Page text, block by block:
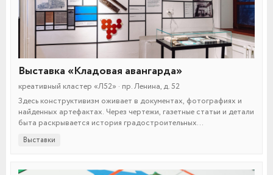
Выставка «Кладовая авангарда»
креативный кластер «Л52» · пр. Ленина, д. 52
Здесь конструктивизм оживает в документах, фотографиях и
найденных артефактах. Через чертежи, газетные статьи и детали
быта раскрывается история градостроительных
экспериментов.
Выставки